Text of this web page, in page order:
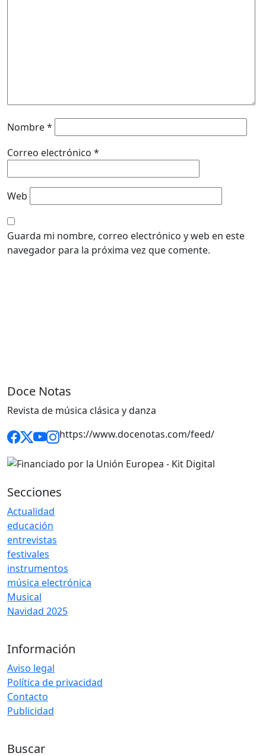
Nombre*
Correo electrónico *
Web
Guarda mi nombre, correo electrónico y web en este
navegador para la próxima vez que comente.
Doce Notas
Revista de música clásica y danza
https://www.docenotas.com/feed/
Secciones
Actualidad
educación
entrevistas
festivales
instrumentos
música electrónica
Musical
Navidad 2025
Información
Aviso legal
Política de privacidad
Contacto
Publicidad
Buscar